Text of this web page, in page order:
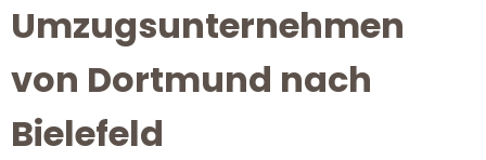
Umzugsunternehmen
von Dortmund nach
Bielefeld